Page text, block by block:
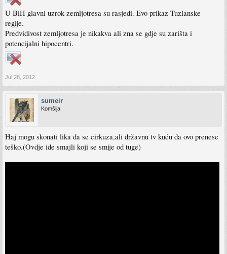
U BiH glavni uzrok zemljotresa su rasjedi. Evo prikaz Tuzlanske
regije.
Predvidivost zemljotresa je nikakva ali zna se gdje su zarišta i
potencijalni hipocentri.
Jul 28, 2012
sumeir
Komšija
Haj mogu skonati lika da se cirkuza,ali državnu tv kuću da ovo prenese
teško.(Ovdje ide smajli koji se smije od tuge)